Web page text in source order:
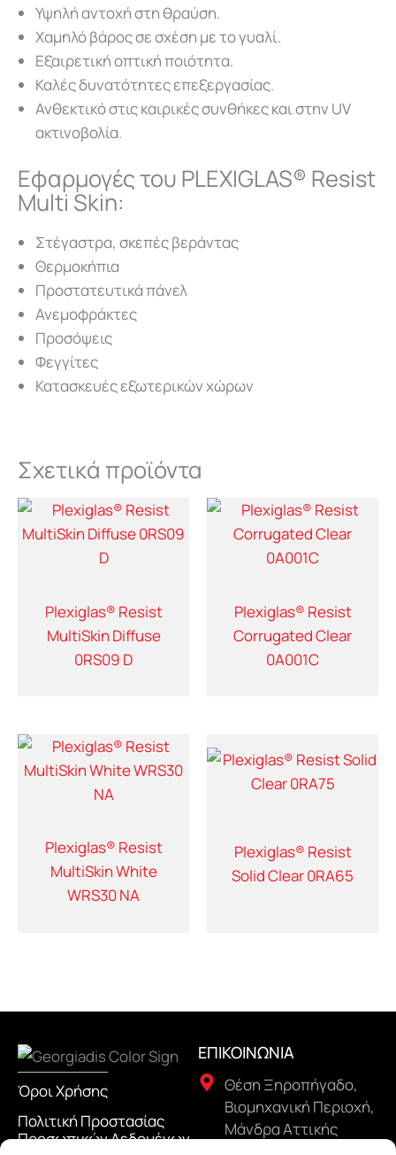
Υψηλή αντοχή στη θραύση.
Χαμηλό βάρος σε σχέση με το γυαλί.
Εξαιρετική οπτική ποιότητα.
Καλές δυνατότητες επεξεργασίας.
Ανθεκτικό στις καιρικές συνθήκες και στην UV
ακτινοβολία.
Εφαρμογές του PLEXIGLAS® Resist
Multi Skin:
Στέγαστρα, σκεπές βεράντας
Θερμοκήπια
Προστατευτικά πάνελ
Ανεμοφράκτες
Προσόψεις
Φεγγίτες
Κατασκευές εξωτερικών χώρων
Σχετικά προϊόντα
Plexiglas® Resist
MultiSkin Diffuse
0RS09 D
Plexiglas® Resist
Corrugated Clear
0A001C
Plexiglas® Resist
MultiSkin White
WRS30 NA
Plexiglas® Resist
Solid Clear 0RA65
Όροι Χρήσης
Πολιτική Προστασίας
Προσωπικών Δεδομένων
ΕΠΙΚΟΙΝΩΝΙΑ
Θέση Ξηροπήγαδο,
Βιομηχανική Περιοχή,
Μάνδρα Αττικής